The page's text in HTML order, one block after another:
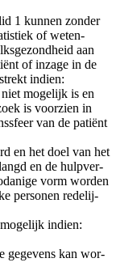
1 kun­nen zon­der
of weten­
aan
of inza­ge in de
indien:
moge­lijk is en
is voor­zien in
van de pati­ënt
en het doel van het
en de hulp­ver­
vorm wor­den
per­so­nen rede­lij­
indien:
gege­vens kan wor­